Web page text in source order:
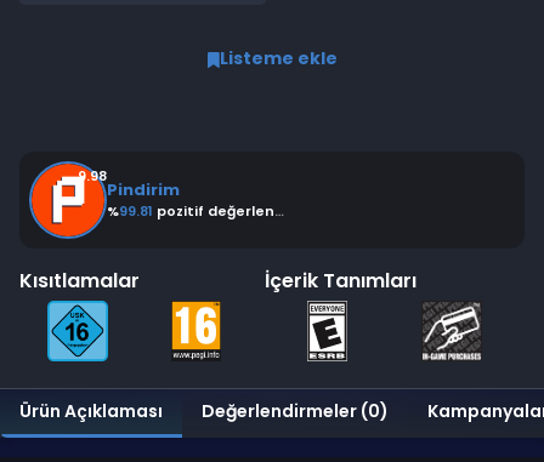
Listeme ekle
9.98
Pindirim
%99.81 pozitif değerlendirme
Kısıtlamalar İçerik Tanımları
Ürün Açıklaması Değerlendirmeler (0)